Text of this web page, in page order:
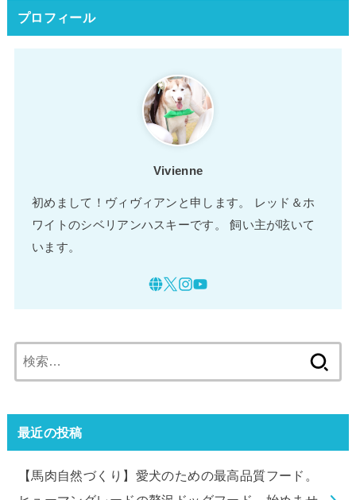
プロフィール
Vivienne
初めまして！ヴィヴィアンと申します。 レッド＆ホ
ワイトのシベリアンハスキーです。 飼い主が呟いて
います。
索:
最近の投稿
【馬肉自然づくり】愛犬のための最高品質フード。